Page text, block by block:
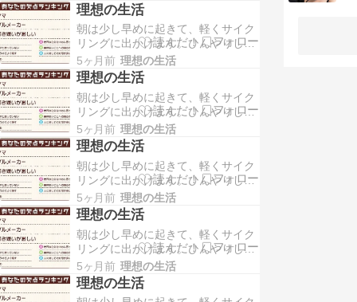
後は、そのまま家でゆっく…
立ち寄ってコーヒーとパンを買い、
そのまま外でさっと朝食をとりま
す。静かな朝の時間に体を動かしつ
つ、好きな飲み物と一緒に気持ちよ
く一日を始められる瞬間です。 帰宅
後は、そのまま家でゆっく…
理想の生活
朝は少し早めに起きて、軽くサイク
リングに出かけます。ひんやりした
空気の中を走りながら、コンビニへ
立ち寄ってコーヒーとパンを買い、
そのまま外でさっと朝食をとりま
す。静かな朝の時間に体を動かしつ
つ、好きな飲み物と一緒に気持ちよ
く一日を始められる瞬間です。 帰宅
後は、そのまま家でゆっく…
5ヶ月前 理想の生活
理想の生活
朝は少し早めに起きて、軽くサイク
リングに出かけます。ひんやりした
空気の中を走りながら、コンビニへ
立ち寄ってコーヒーとパンを買い、
そのまま外でさっと朝食をとりま
す。静かな朝の時間に体を動かしつ
つ、好きな飲み物と一緒に気持ちよ
く一日を始められる瞬間です。 帰宅
後は、そのまま家でゆっく…
5ヶ月前 理想の生活
理想の生活
朝は少し早めに起きて、軽くサイク
リングに出かけます。ひんやりした
空気の中を走りながら、コンビニへ
立ち寄ってコーヒーとパンを買い、
そのまま外でさっと朝食をとりま
す。静かな朝の時間に体を動かしつ
つ、好きな飲み物と一緒に気持ちよ
く一日を始められる瞬間です。 帰宅
後は、そのまま家でゆっく…
5ヶ月前 理想の生活
理想の生活
朝は少し早めに起きて、軽くサイク
リングに出かけます。ひんやりした
空気の中を走りながら、コンビニへ
立ち寄ってコーヒーとパンを買い、
そのまま外でさっと朝食をとりま
5ヶ月前 理想の生活
理想の生活